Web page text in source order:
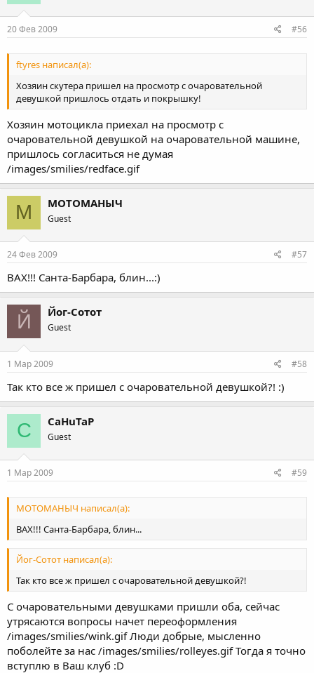
20 Фев 2009 #56
ftyres написал(а):
Хозяин скутера пришел на просмотр с очаровательной
девушкой пришлось отдать и покрышку!
Хозяин мотоцикла приехал на просмотр с
очаровательной девушкой на очаровательной машине,
пришлось согласиться не думая
/images/smilies/redface.gif
М МОТОМАНЫЧ
Guest
24 Фев 2009 #57
ВАХ!!! Санта-Барбара, блин...:)
Й Йог-Сотот
Guest
1 Мар 2009 #58
Так кто все ж пришел с очаровательной девушкой?! :)
C CaHuTaP
Guest
1 Мар 2009 #59
МОТОМАНЫЧ написал(а):
ВАХ!!! Санта-Барбара, блин...
Йог-Сотот написал(а):
Так кто все ж пришел с очаровательной девушкой?!
С очаровательными девушками пришли оба, сейчас
утрясаются вопросы начет переоформления
/images/smilies/wink.gif Люди добрые, мысленно
поболейте за нас /images/smilies/rolleyes.gif Тогда я точно
вступлю в Ваш клуб :D